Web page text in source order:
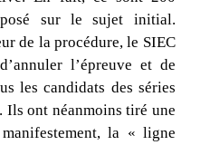
sur le sujet initial.
de la procédure, le SIEC
l’épreuve et de
les candidats des séries
ont néanmoins tiré une
la « ligne